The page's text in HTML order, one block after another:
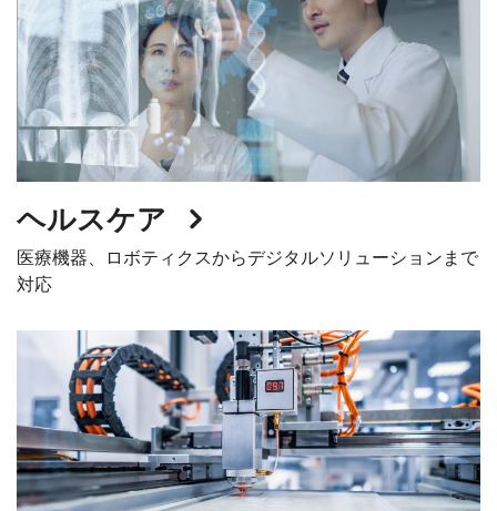
ヘルスケア
医療機器、ロボティクスからデジタルソリューションまで
対応